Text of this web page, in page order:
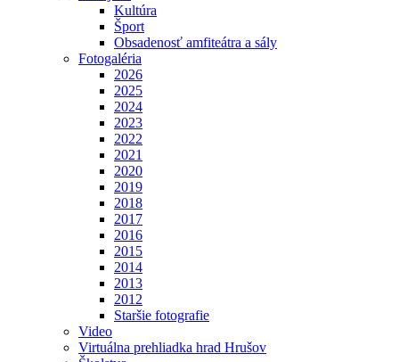
Kultúra
Šport
Obsadenosť amfiteátra a sály
Fotogaléria
2026
2025
2024
2023
2022
2021
2020
2019
2018
2017
2016
2015
2014
2013
2012
Staršie fotografie
Video
Virtuálna prehliadka hrad Hrušov